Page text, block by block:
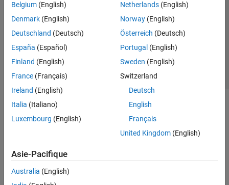
Belgium (English)
Denmark (English)
Deutschland (Deutsch)
España (Español)
Finland (English)
France (Français)
Ireland (English)
Italia (Italiano)
Luxembourg (English)
Netherlands(English)
Norway(English)
Österreich (Deutsch)
Portugal (English)
Sweden (English)
Switzerland
Deutsch
English
Français
United Kingdom(English)
Asie-Pacifique
Australia (English)
Lutte anti-piratage
Contacts locaux
© 1994-2026 The MathWorks, Inc.